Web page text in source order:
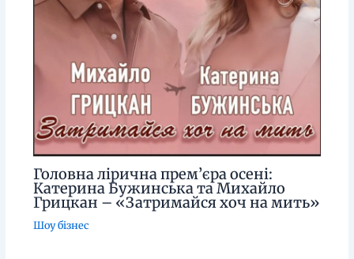
Головна лірична прем’єра осені:
Катерина Бужинська та Михайло
Грицкан – «Затримайся хоч на мить»
Шоу бізнес